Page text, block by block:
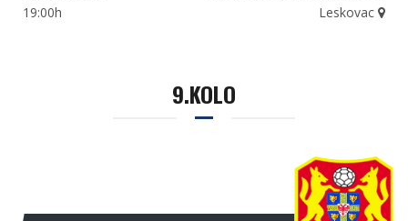
19:00h
Leskovac
9.KOLO